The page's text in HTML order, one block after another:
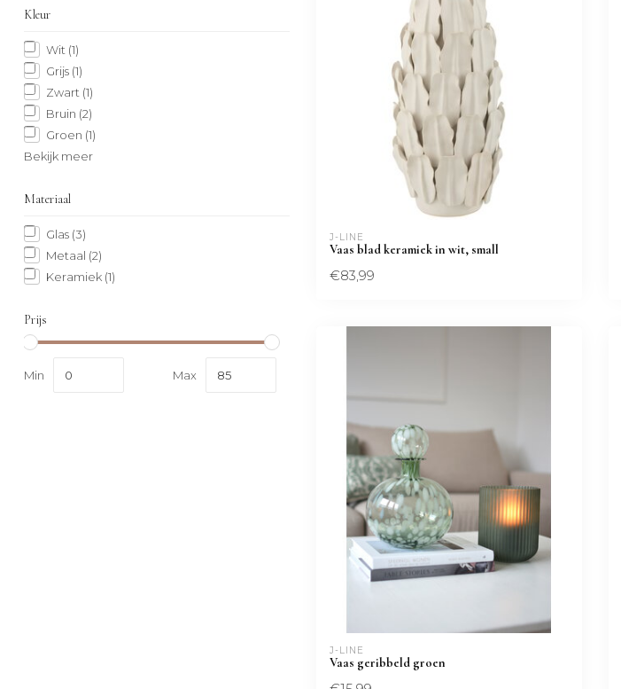
Kleur
Wit (1)
Grijs (1)
Zwart (1)
Bruin (2)
Groen (1)
Bekijk meer
Materiaal
Glas (3)
Metaal (2)
Keramiek (1)
Prijs
Min Max
J-LINE
Vaas blad keramiek in wit, small
€83,99
J-LINE
Vaas geribbeld groen